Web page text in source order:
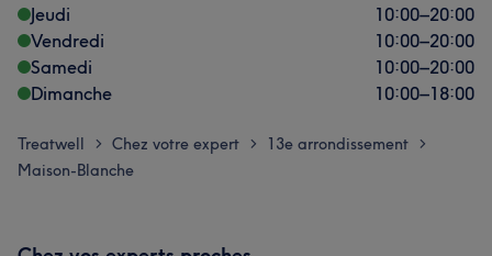
Jeudi
10:00–20:00
Vendredi
10:00–20:00
Samedi
10:00–20:00
Dimanche
10:00–18:00
Treatwell > Chez votre expert > 13e arrondissement >
Maison-Blanche